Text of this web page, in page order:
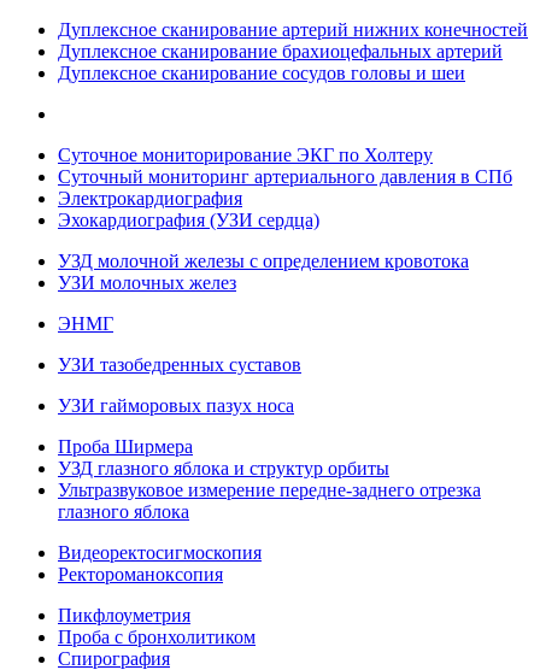
Дуплексное сканирование артерий нижних конечностей
Дуплексное сканирование брахиоцефальных артерий
Дуплексное сканирование сосудов головы и шеи
Суточное мониторирование ЭКГ по Холтеру
Суточный мониторинг артериального давления в СПб
Электрокардиография
Эхокардиография (УЗИ сердца)
УЗД молочной железы с определением кровотока
УЗИ молочных желез
ЭНМГ
УЗИ тазобедренных суставов
УЗИ гайморовых пазух носа
Проба Ширмера
УЗД глазного яблока и структур орбиты
Ультразвуковое измерение передне-заднего отрезка
глазного яблока
Видеоректосигмоскопия
Ректороманоксопия
Пикфлоуметрия
Проба с бронхолитиком
Спирография